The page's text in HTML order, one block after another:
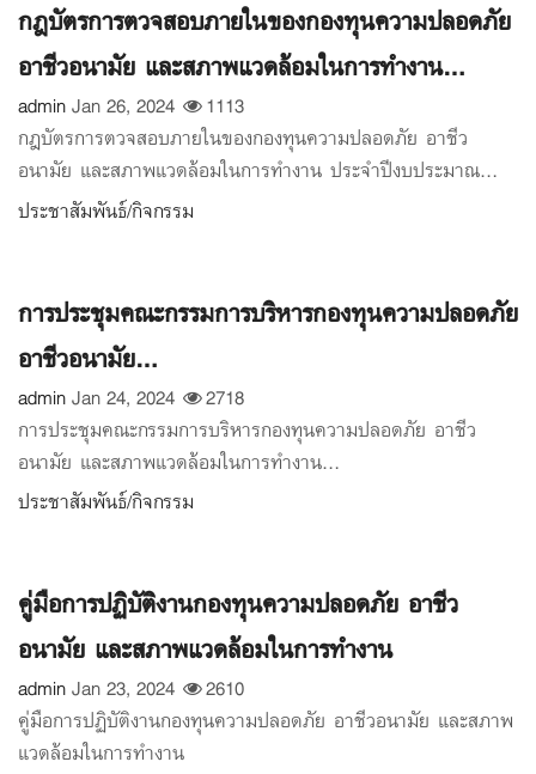
กฎบัตรการตวจสอบภายในของกองทุนความปลอดภัย
อาชีวอนามัย และสภาพแวดล้อมในการทำงาน...
adminJan 26, 2024
1113
กฎบัตรการตวจสอบภายในของกองทุนความปลอดภัย อาชีว
อนามัย และสภาพแวดล้อมในการทำงาน ประจำปีงบประมาณ...
ประชาสัมพันธ์/กิจกรรม
การประชุมคณะกรรมการบริหารกองทุนความปลอดภัย
อาชีวอนามัย...
adminJan 24, 2024
2718
การประชุมคณะกรรมการบริหารกองทุนความปลอดภัย อาชีว
อนามัย และสภาพแวดล้อมในการทำงาน...
ประชาสัมพันธ์/กิจกรรม
คู่มือการปฏิบัติงานกองทุนความปลอดภัย อาชีว
อนามัย และสภาพแวดล้อมในการทำงาน
adminJan 23, 2024
2610
คู่มือการปฏิบัติงานกองทุนความปลอดภัย อาชีวอนามัย และสภาพ
แวดล้อมในการทำงาน